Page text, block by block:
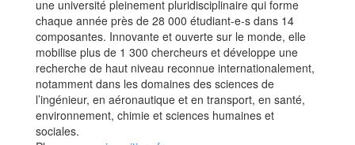
une université pleinement pluridisciplinaire qui forme
chaque année près de 28 000 étudiant-e-s dans 14
composantes. Innovante et ouverte sur le monde, elle
mobilise plus de 1 300 chercheurs et développe une
recherche de haut niveau reconnue internationalement,
notamment dans les domaines des sciences de
l’ingénieur, en aéronautique et en transport, en santé,
environnement, chimie et sciences humaines et
sociales.